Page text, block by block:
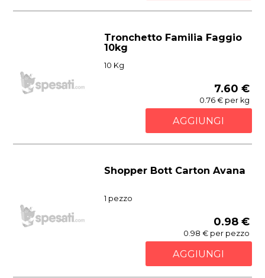
Tronchetto Familia Faggio
10kg
10 Kg
7.60 €
0.76 € per kg
AGGIUNGI
Shopper Bott Carton Avana
1 pezzo
0.98 €
0.98 € per pezzo
AGGIUNGI